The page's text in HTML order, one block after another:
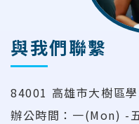
與我們聯繫
84001 高雄市大樹區
辦公時間：一(Mon) -